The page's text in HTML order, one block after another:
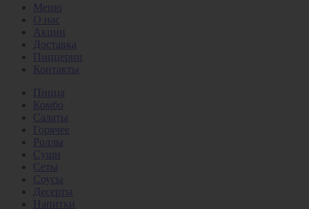
Меню
О нас
Акции
Доставка
Пиццерии
Контакты
Пицца
Комбо
Салаты
Горячее
Роллы
Суши
Сеты
Соусы
Десерты
Напитки